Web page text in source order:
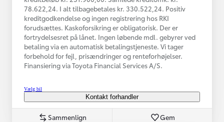
78.622,24. I alt tilbagebetales kr. 330.522,24. Positiv
kreditgodkendelse og ingen registrering hos RKI
forudsættes. Kaskoforsikring er obligatorisk. Der er
fortrydelsesret på lånet. Ingen løbende mdl. gebyrer ved
betaling via en automatisk betalingstjeneste. Vi tager
forbehold for fejl, prisændringer og renteforhøjelser.
Finansiering via Toyota Financial Services A/S.
Vælg bil
Kontakt forhandler
Sammenlign Gem